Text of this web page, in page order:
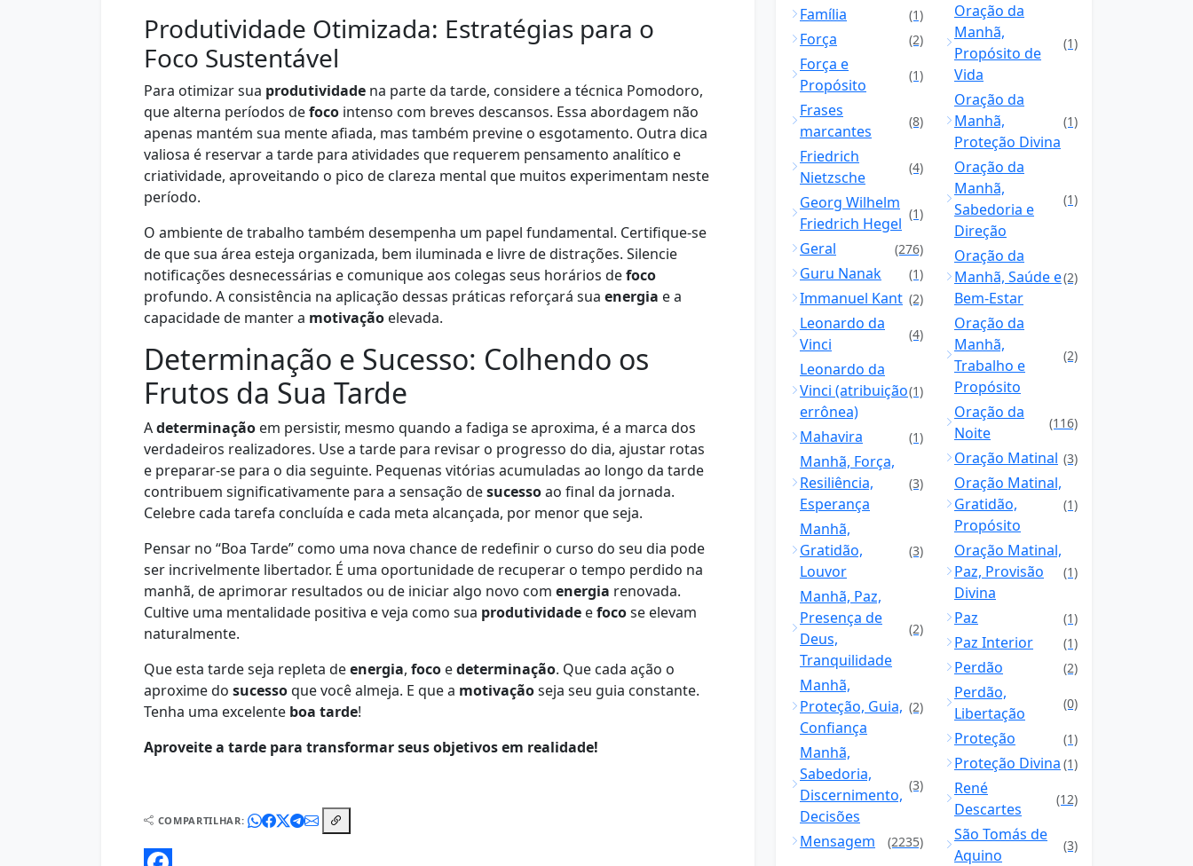
Produtividade Otimizada: Estratégias para o
Foco Sustentável
Para otimizar sua produtividade na parte da tarde, considere a técnica Pomodoro,
que alterna períodos defoco intenso com breves descansos. Essa abordagem não
apenas mantém sua mente afiada, mas também previne o esgotamento. Outra dica
valiosa é reservar a tarde para atividades que requerem pensamento analítico e
criatividade, aproveitando o pico de clareza mental que muitos experimentam neste
período.
O ambiente de trabalho também desempenha um papel fundamental. Certifique-se
de que sua área esteja organizada, bem iluminada e livre de distrações. Silencie
notificações desnecessárias e comunique aos colegas seus horários defoco
profundo. A consistência na aplicação dessas práticas reforçará sua energia e a
capacidade de manter a motivação elevada.
Determinação e Sucesso: Colhendo os
Frutos da Sua Tarde
Adeterminação em persistir, mesmo quando a fadiga se aproxima, é a marca dos
verdadeiros realizadores. Use a tarde para revisar o progresso do dia, ajustar rotas
e preparar-se para o dia seguinte. Pequenas vitórias acumuladas ao longo da tarde
contribuem significativamente para a sensação desucessoao final da jornada.
Celebre cada tarefa concluída e cada meta alcançada, por menor que seja.
Pensar no “Boa Tarde” como uma nova chance de redefinir o curso do seu dia pode
ser incrivelmente libertador. É uma oportunidade de recuperar o tempo perdido na
manhã, de aprimorar resultados ou de iniciar algo novo com energia renovada.
Cultive uma mentalidade positiva e veja como sua produtividade efocose elevam
naturalmente.
Que esta tarde seja repleta deenergia, foco edeterminação. Que cada ação o
aproxime do sucessoque você almeja. E que a motivaçãoseja seu guia constante.
Tenha uma excelente boa tarde!
Aproveite a tarde para transformar seus objetivos em realidade!
COMPARTILHAR:
Família (1)
Força (2)
Força e
Propósito
(1)
Frases
marcantes
(8)
Friedrich
Nietzsche
(4)
Georg Wilhelm
Friedrich Hegel
(1)
Geral (276)
Guru Nanak (1)
Immanuel Kant (2)
Leonardo da
Vinci
(4)
Leonardo da
Vinci (atribuição
errônea)
(1)
Mahavira (1)
Manhã, Força,
Resiliência,
Esperança
(3)
Manhã,
Gratidão,
Louvor
(3)
Manhã, Paz,
Presença de
Deus,
Tranquilidade
(2)
Manhã,
Proteção, Guia,
Confiança
(2)
Manhã,
Sabedoria,
Discernimento,
Decisões
(3)
Mensagem (2235)
Oração da
Manhã,
Propósito de
Vida
(1)
Oração da
Manhã,
Proteção Divina
(1)
Oração da
Manhã,
Sabedoria e
Direção
(1)
Oração da
Manhã, Saúde e
Bem-Estar
(2)
Oração da
Manhã,
Trabalho e
Propósito
(2)
Oração da
Noite
(116)
Oração Matinal (3)
Oração Matinal,
Gratidão,
Propósito
(1)
Oração Matinal,
Paz, Provisão
Divina
(1)
Paz (1)
Paz Interior (1)
Perdão (2)
Perdão,
Libertação
(0)
Proteção (1)
Proteção Divina (1)
René
Descartes
(12)
São Tomás de
Aquino
(3)